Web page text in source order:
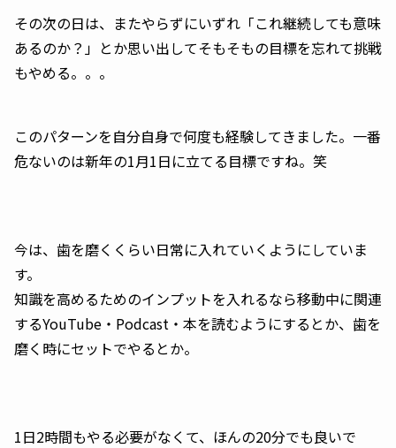
その次の日は、またやらずにいずれ「これ継続しても意味
あるのか？」とか思い出してそもそもの目標を忘れて挑戦
もやめる。。。
このパターンを自分自身で何度も経験してきました。一番
危ないのは新年の1月1日に立てる目標ですね。笑
今は、歯を磨くくらい日常に入れていくようにしていま
す。
知識を高めるためのインプットを入れるなら移動中に関連
するYouTube・Podcast・本を読むようにするとか、歯を
磨く時にセットでやるとか。
1日2時間もやる必要がなくて、ほんの20分でも良いで